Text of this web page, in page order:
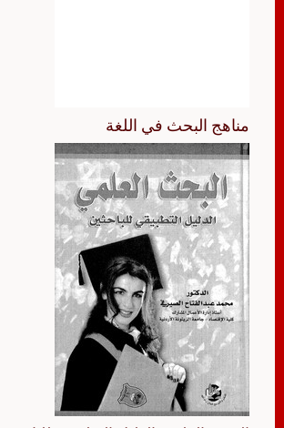
مناهج البحث في اللغة